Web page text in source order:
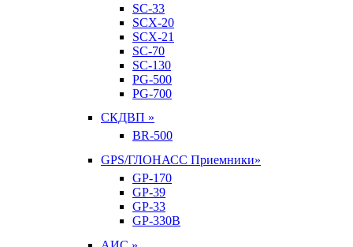
SC-33
SCX-20
SCX-21
SC-70
SC-130
PG-500
PG-700
СКДВП »
BR-500
GPS/ГЛОНАСС Приемники»
GP-170
GP-39
GP-33
GP-330B